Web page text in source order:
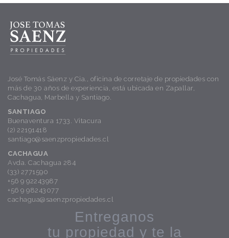
José Tomás Sáenz y Cia., oficina de corretaje de propiedades con
más de 30 años de experiencia, está ubicada en Zapallar,
Cachagua, Marbella y Santiago.
SANTIAGO
Buenaventura 1733. Vitacura
(2) 22191418
santiago@saenzpropiedades.cl
CACHAGUA
Avda. Cachagua 284
(33) 2771590
+56 9 92243987
+56 9 98243077
cachagua@saenzpropiedades.cl
Entreganos
tu propiedad y te la